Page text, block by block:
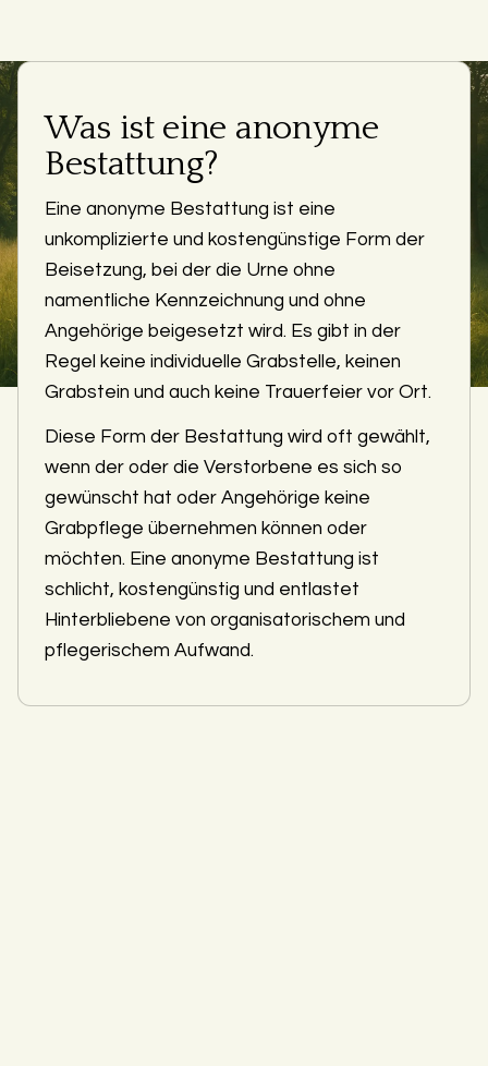
Was ist eine anonyme
Bestattung?
Eine anonyme Bestattung ist eine
unkomplizierte und kostengünstige Form der
Beisetzung, bei der die Urne ohne
namentliche Kennzeichnung und ohne
Angehörige beigesetzt wird. Es gibt in der
Regel keine individuelle Grabstelle, keinen
Grabstein und auch keine Trauerfeier vor Ort.
Diese Form der Bestattung wird oft gewählt,
wenn der oder die Verstorbene es sich so
gewünscht hat oder Angehörige keine
Grabpflege übernehmen können oder
möchten. Eine anonyme Bestattung ist
schlicht, kostengünstig und entlastet
Hinterbliebene von organisatorischem und
pflegerischem Aufwand.